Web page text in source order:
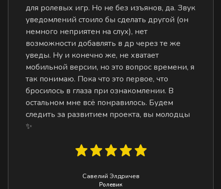
для ролевых игр. Но не без изъянов, да. Звук
уведомлений стоило бы сделать другой (он
немного неприятен на слух), нет
возможности добавлять в др через те же
уведы. Ну и конечно же, не хватает
мобильной версии, но это вопрос времени, я
так понимаю. Пока что это первое, что
бросилось в глаза при ознакомлении. В
остальном мне всё понравилось. Будем
следить за развитием проекта, вы молодцы
✨
Савелий Элдричев
Ролевик